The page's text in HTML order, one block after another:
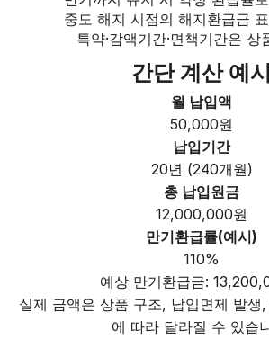
중도 해지 시점의 해지환급금
특약·감액기간·면책기간은 상
간단 계산 예시
월 납입액
50,000원
납입기간
20년 (240개월)
총 납입원금
12,000,000원
만기환급률(예시)
110%
예상 만기환급금:
실제 금액은 상품 구조, 납입면제 발생
에 따라 달라질 수 있습